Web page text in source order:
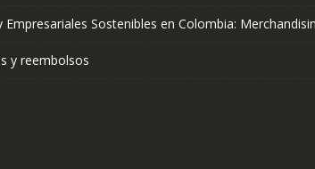
Sostenibles en Colombia:
y reembolsos